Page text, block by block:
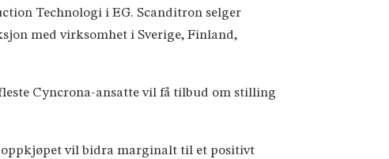
Technologi i EG. Scanditron selger
med virksomhet i Sverige, Finland,
Cyncrona-ansatte vil få tilbud om stilling
oppkjøpet vil bidra marginalt til et positivt